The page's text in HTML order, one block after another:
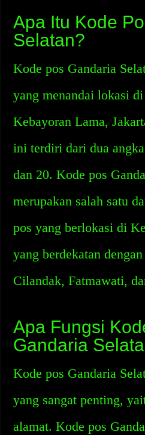
Apa Itu Kode
Selatan?
Kode pos Gandaria
yang menandai lokasi
Kebayoran Lama,
ini terdiri dari dua
dan 20. Kode pos
merupakan salah satu
pos yang berlokasi di
yang berdekatan
Cilandak, Fatmawati,
Apa Fungsi
Gandaria
Kode pos Gandaria
yang sangat penting,
alamat. Kode pos